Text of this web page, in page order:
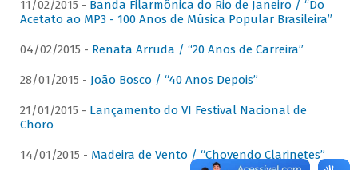
11/02/2015 - Banda Filarmônica do Rio de Janeiro / “Do
Acetato ao MP3 - 100 Anos de Música Popular Brasileira”
04/02/2015 - Renata Arruda / “20 Anos de Carreira”
28/01/2015 - João Bosco / “40 Anos Depois”
21/01/2015 - Lançamento do VI Festival Nacional de
Choro
14/01/2015 - Madeira de Vento / “Chovendo Clarinetes”